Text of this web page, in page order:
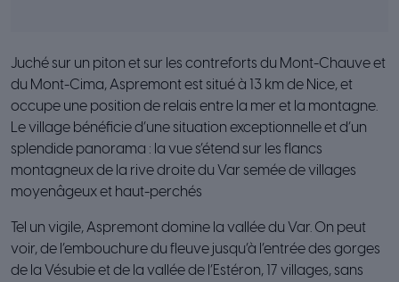
Juché sur un piton et sur les contreforts du Mont-Chauve et
du Mont-Cima, Aspremont est situé à 13 km de Nice, et
occupe une position de relais entre la mer et la montagne.
Le village bénéficie d’une situation exceptionnelle et d’un
splendide panorama : la vue s’étend sur les flancs
montagneux de la rive droite du Var semée de villages
moyenâgeux et haut-perchés
Tel un vigile, Aspremont domine la vallée du Var. On peut
voir, de l’embouchure du fleuve jusqu’à l’entrée des gorges
de la Vésubie et de la vallée de l’Estéron, 17 villages, sans